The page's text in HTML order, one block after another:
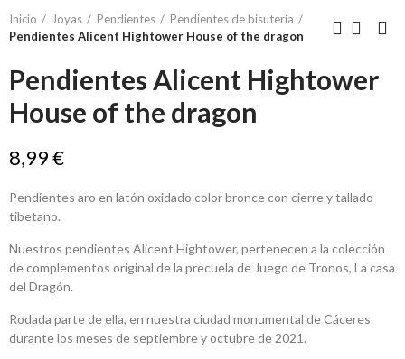
Inicio Joyas Pendientes
Pendientes de bisutería
Pendientes Alicent Hightower House of the dragon
Pendientes Alicent Hightower
House of the dragon
8,99 €
Pendientes aro en latón oxidado color bronce con cierre y tallado
tibetano.
Nuestros pendientes Alicent Hightower, pertenecen a la colección
de complementos original de la precuela de Juego de Tronos, La casa
del Dragón.
Rodada parte de ella, en nuestra ciudad monumental de Cáceres
durante los meses de septiembre y octubre de 2021.